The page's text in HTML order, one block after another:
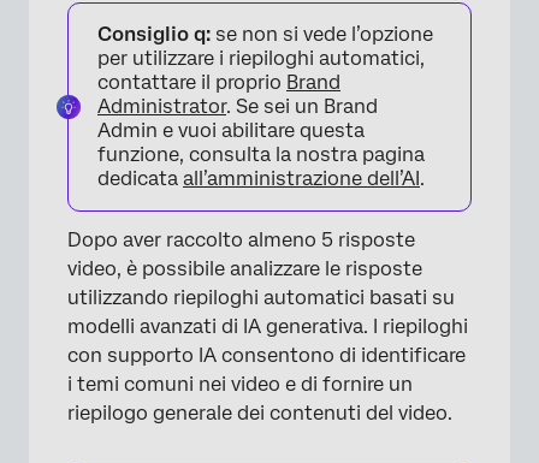
Consiglio q: se non si vede l’opzione
per utilizzare i riepiloghi automatici,
contattare il proprio Brand
Administrator. Se sei un Brand
Admin e vuoi abilitare questa
funzione, consulta la nostra pagina
dedicata all’amministrazione dell’AI.
Dopo aver raccolto almeno 5 risposte
video, è possibile analizzare le risposte
utilizzando riepiloghi automatici basati su
modelli avanzati di IA generativa. I riepiloghi
con supporto IA consentono di identificare
i temi comuni nei video e di fornire un
riepilogo generale dei contenuti del video.